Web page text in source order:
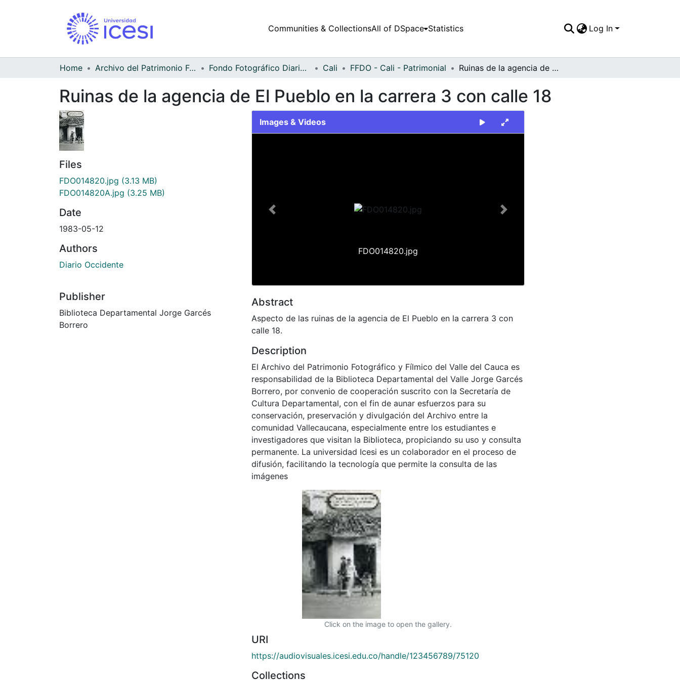
Communities & CollectionsAll of DSpace Statistics Log In
Home Archivo del Patrimonio Fotográfico y Fílmico del Valle del Cauca Fondo Fotográfico Diario Occidente Cali FFDO - Cali - Patrimonial Ruinas de la agencia de El Pueblo en la carrera 3 con calle 18
Ruinas de la agencia de El Pueblo en la carrera 3 con calle 18
Files
FDO014820.jpg (3.13 MB)
FDO014820A.jpg (3.25 MB)
Date
1983-05-12
Authors
Diario Occidente
Publisher
Biblioteca Departamental Jorge Garcés
Borrero
Images & Videos
FDO014820.jpg
Previous Next
Abstract
Aspecto de las ruinas de la agencia de El Pueblo en la carrera 3 con
calle 18.
Description
El Archivo del Patrimonio Fotográfico y Fílmico del Valle del Cauca es
responsabilidad de la Biblioteca Departamental del Valle Jorge Garcés
Borrero, por convenio de cooperación suscrito con la Secretaría de
Cultura Departamental, con el fin de aunar esfuerzos para su
conservación, preservación y divulgación del Archivo entre la
comunidad Vallecaucana, especialmente entre los estudiantes e
investigadores que visitan la Biblioteca, propiciando su uso y consulta
permanente. La universidad Icesi es un colaborador en el proceso de
difusión, facilitando la tecnología que permite la consulta de las
imágenes
Click on the image to open the gallery.
URI
https://audiovisuales.icesi.edu.co/handle/123456789/75120
Collections